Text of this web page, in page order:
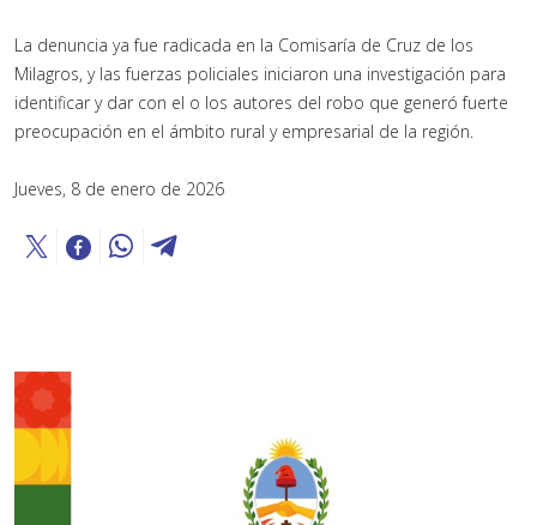
La denuncia ya fue radicada en la Comisaría de Cruz de los
Milagros, y las fuerzas policiales iniciaron una investigación para
identificar y dar con el o los autores del robo que generó fuerte
preocupación en el ámbito rural y empresarial de la región.
Jueves, 8 de enero de 2026